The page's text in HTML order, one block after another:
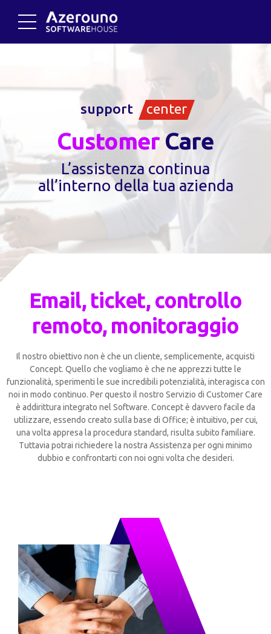
support center
Customer Care
L’assistenza continua
all’interno della tua azienda
Email, ticket, controllo
remoto, monitoraggio
Il nostro obiettivo non è che un cliente, semplicemente, acquisti
Concept. Quello che vogliamo è che ne apprezzi tutte le
funzionalità, sperimenti le sue incredibili potenzialità, interagisca con
noi in modo continuo. Per questo il nostro Servizio di Customer Care
è addirittura integrato nel Software. Concept è davvero facile da
utilizzare, essendo creato sulla base di Office; è intuitivo, per cui,
una volta appresa la procedura standard, risulta subito familiare.
Tuttavia potrai richiedere la nostra Assistenza per ogni minimo
dubbio e confrontarti con noi ogni volta che desideri.